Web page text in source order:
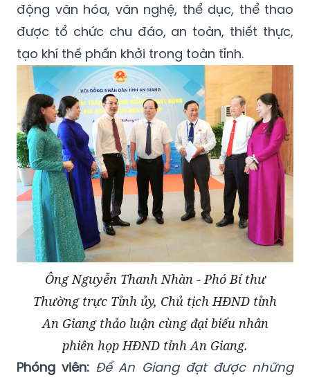
động văn hóa, văn nghệ, thể dục, thể thao
được tổ chức chu đáo, an toàn, thiết thực,
tạo khí thế phấn khởi trong toàn tỉnh.
Ông Nguyễn Thanh Nhàn - Phó Bí thư
Thường trực Tỉnh ủy, Chủ tịch HĐND tỉnh
An Giang thảo luận cùng đại biểu nhân
phiên họp HĐND tỉnh An Giang.
Phóng viên: Để An Giang đạt được những